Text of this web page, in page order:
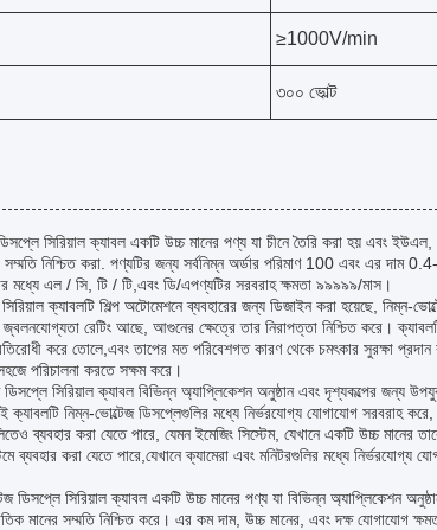
≥1000V/min
৩০০ ভোল্ট
সিরিয়াল ক্যাবল একটি উচ্চ মানের পণ্য যা চীনে তৈরি করা হয় এবং
সম্মতি নিশ্চিত করা. পণ্যটির জন্য সর্বনিম্ন অর্ডার পরিমাণ 100 এবং এর দাম
মধ্যে এল / সি, টি / টি,এবং ডি/এপণ্যটির সরবরাহ ক্ষমতা ৯৯৯৯৯/মাস।
ক্যাবলটি শিল্প অটোমেশনে ব্যবহারের জন্য ডিজাইন করা হয়েছে, নিম্ন-
রেটিং আছে, আগুনের ক্ষেত্রে তার নিরাপত্তা নিশ্চিত করে।
করে তোলে,এবং তাপের মত পরিবেশগত কারণ থেকে চমৎকার সুরক্ষা
পরিচালনা করতে সক্ষম করে।
সিরিয়াল ক্যাবল বিভিন্ন অ্যাপ্লিকেশন অনুষ্ঠান এবং দৃশ্যকল্পের জন্য
ক্যাবলটি নিম্ন-ভোল্টেজ ডিসপ্লেগুলির মধ্যে নির্ভরযোগ্য যোগাযোগ সরবরাহ করে,
ব্যবহার করা যেতে পারে, যেমন ইমেজিং সিস্টেম, যেখানে একটি উচ্চ
ব্যবহার করা যেতে পারে,যেখানে ক্যামেরা এবং মনিটরগুলির মধ্যে নির্ভরযোগ্য
সিরিয়াল ক্যাবল একটি উচ্চ মানের পণ্য যা বিভিন্ন অ্যাপ্লিকেশন
মানের সম্মতি নিশ্চিত করে। এর কম দাম, উচ্চ মানের, এবং দক্ষ যোগাযোগ